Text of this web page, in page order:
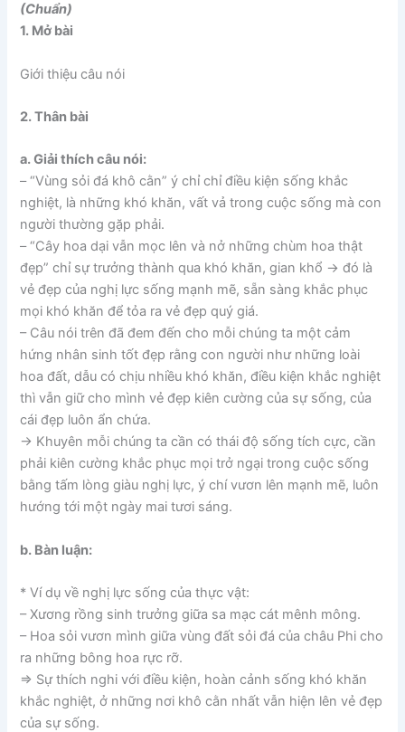
(Chuẩn)
1. Mở bài
Giới thiệu câu nói
2. Thân bài
a. Giải thích câu nói:
– “Vùng sỏi đá khô cằn” ý chỉ chỉ điều kiện sống khắc
nghiệt, là những khó khăn, vất vả trong cuộc sống mà con
người thường gặp phải.
– “Cây hoa dại vẫn mọc lên và nở những chùm hoa thật
đẹp” chỉ sự trưởng thành qua khó khăn, gian khổ → đó là
vẻ đẹp của nghị lực sống mạnh mẽ, sẵn sàng khắc phục
mọi khó khăn để tỏa ra vẻ đẹp quý giá.
– Câu nói trên đã đem đến cho mỗi chúng ta một cảm
hứng nhân sinh tốt đẹp rằng con người như những loài
hoa đất, dẫu có chịu nhiều khó khăn, điều kiện khắc nghiệt
thì vẫn giữ cho mình vẻ đẹp kiên cường của sự sống, của
cái đẹp luôn ẩn chứa.
→ Khuyên mỗi chúng ta cần có thái độ sống tích cực, cần
phải kiên cường khắc phục mọi trở ngại trong cuộc sống
bằng tấm lòng giàu nghị lực, ý chí vươn lên mạnh mẽ, luôn
hướng tới một ngày mai tươi sáng.
b. Bàn luận:
* Ví dụ về nghị lực sống của thực vật:
– Xương rồng sinh trưởng giữa sa mạc cát mênh mông.
– Hoa sỏi vươn mình giữa vùng đất sỏi đá của châu Phi cho
ra những bông hoa rực rỡ.
=> Sự thích nghi với điều kiện, hoàn cảnh sống khó khăn
khắc nghiệt, ở những nơi khô cằn nhất vẫn hiện lên vẻ đẹp
của sự sống.